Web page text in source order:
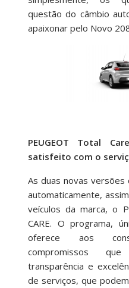
questão do câmbio
apaixonar pelo Novo
PEUGEOT Total
satisfeito com o
As duas novas
automaticamente,
veículos da marca, o
CARE. O programa,
oferece aos
compromissos
transparência e
de serviços, que